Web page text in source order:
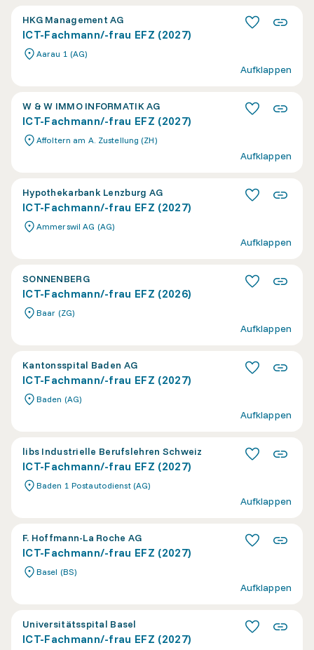
HKG Management AG
ICT-Fachmann/-frau EFZ (2027)
Aarau 1 (AG)
Aufklappen
W & W IMMO INFORMATIK AG
ICT-Fachmann/-frau EFZ (2027)
Affoltern am A. Zustellung (ZH)
Aufklappen
Hypothekarbank Lenzburg AG
ICT-Fachmann/-frau EFZ (2027)
Ammerswil AG (AG)
Aufklappen
SONNENBERG
ICT-Fachmann/-frau EFZ (2026)
Baar (ZG)
Aufklappen
Kantonsspital Baden AG
ICT-Fachmann/-frau EFZ (2027)
Baden (AG)
Aufklappen
libs Industrielle Berufslehren Schweiz
ICT-Fachmann/-frau EFZ (2027)
Baden 1 Postautodienst (AG)
Aufklappen
F. Hoffmann-La Roche AG
ICT-Fachmann/-frau EFZ (2027)
Basel (BS)
Aufklappen
Universitätsspital Basel
ICT-Fachmann/-frau EFZ (2027)